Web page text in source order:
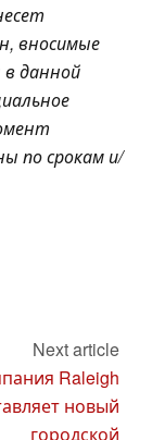
вносимые
данной
по срокам и/
Next article
Raleigh
новый
городской